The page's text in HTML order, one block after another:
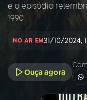
e o episódio
1990
NO AR EM31/10/2024,
Ouça agora